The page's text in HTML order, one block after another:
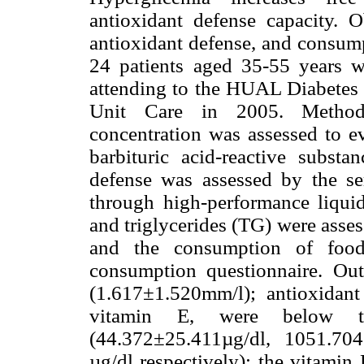
antioxidant defense capacity.
antioxidant defense, and
24 patients aged 35-55 years
attending to the HUAL
Unit Care in 2005.
concentration was assessed to
barbituric acid-reactive
defense was assessed by the
through high-performance
and triglycerides (TG) were
and the consumption of
consumption questionnaire.
(1.617±1.520mm/l);
vitamin E, were below
(44.372±25.411µg/dl,